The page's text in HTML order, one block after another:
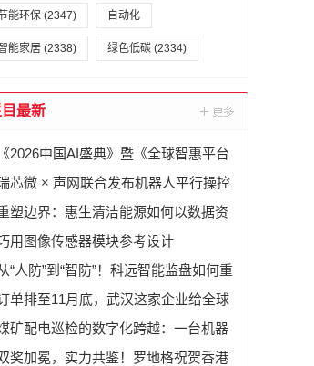
能环保 (2347) 自动化
能家居 (2338) 绿色低碳 (2334)
最新
《2026中国AI盛典》暨《全球智惠平台
语料场景合作清单》在上海启动
芯微 × 声网联合发布机器人平行操控
体化解决方案
塑边界：惠生清洁能源如何以数据资
重构海外工程交付
用图像传感器模块参考设计
（PRISM），简化成像设备从设计到制
“人防”到“智防”！科远智能监盘如何重
火电运行新范式
单排至11月底，武汉这家企业给全球
多国电力设备做“CT”
矿配电巡检的数字化跨越：一台机器
如何改变“抄表”这件小事
奖加冕，实力共鉴！罗地格祝贺香港